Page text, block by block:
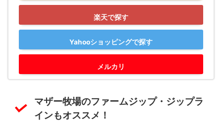
楽天で探す
Yahooショッピングで探す
メルカリ
マザー牧場のファームジップ・ジップラ
インもオススメ！